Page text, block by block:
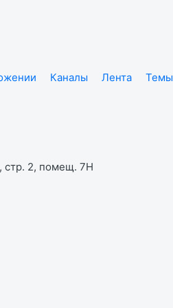
Каналы Лента
Темы
стр. 2, помещ. 7Н